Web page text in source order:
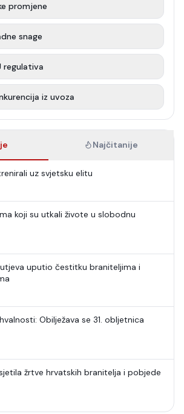
promjene
snage
regulativa
iz uvoza
Najčitanije
uz svjetsku elitu
koji su utkali živote u slobodnu
uputio čestitku braniteljima i
Obilježava se 31. obljetnica
žrtve hrvatskih branitelja i pobjede